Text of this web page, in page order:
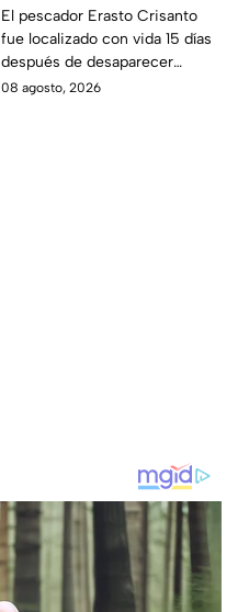
cenote a 100 metros de
profundidad;
sobrevivió 15 días
El pescador Erasto Crisanto
fue localizado con vida 15 días
después de desaparecer
mientras pescaba en un
08 agosto, 2026